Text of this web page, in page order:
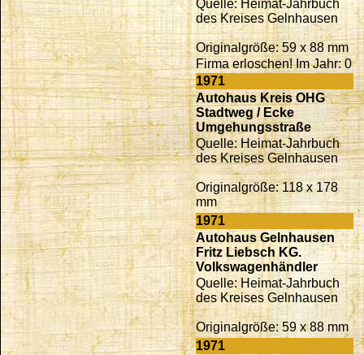
Quelle: Heimat-Jahrbuch
des Kreises Gelnhausen
Originalgröße: 59 x 88 mm
Firma erloschen! Im Jahr: 0
1971
Autohaus Kreis OHG
Stadtweg / Ecke
Umgehungsstraße
Quelle: Heimat-Jahrbuch
des Kreises Gelnhausen
Originalgröße: 118 x 178
mm
1971
Autohaus Gelnhausen
Fritz Liebsch KG.
Volkswagenhändler
Quelle: Heimat-Jahrbuch
des Kreises Gelnhausen
Originalgröße: 59 x 88 mm
1971